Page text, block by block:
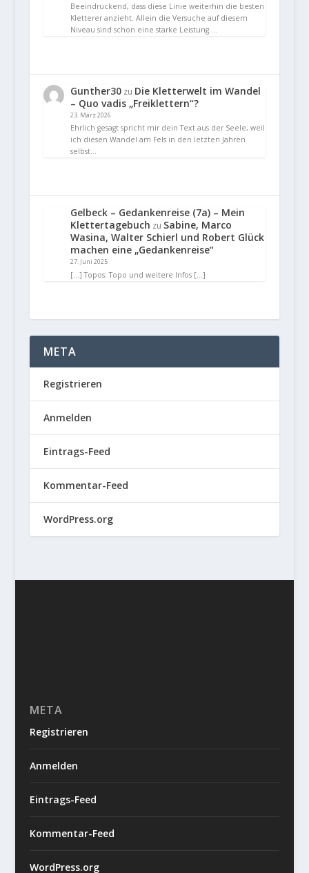
Beeindruckend, dass diese Linie weiterhin die besten
Kletterer anzieht. Allein die Versuche auf diesem
Niveau sind schon eine starke Leistung.…
Gunther30zu Die Kletterwelt im Wandel
– Quo vadis „Freiklettern“?
23. März 2026
Ehrlich gesagt spricht mir dein Text aus der Seele, weil
ich diesen Wandel am Fels in den letzten Jahren
selbst…
Gelbeck – Gedankenreise (7a) – Mein
Klettertagebuch zu Sabine, Marco
Wasina, Walter Schierl und Robert Glück
machen eine „Gedankenreise“
27. Juni 2025
[…] Topos: Topo und weitere Infos […]
META
Registrieren
Anmelden
Eintrags-Feed
Kommentar-Feed
WordPress.org
META
Registrieren
Anmelden
Eintrags-Feed
Kommentar-Feed
WordPress.org